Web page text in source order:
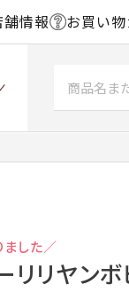
舗情報 お買い
ました／
リリヤン